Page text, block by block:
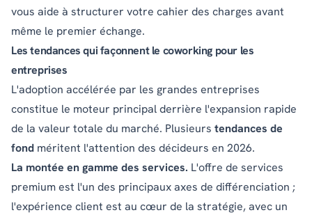
vous aide à structurer votre cahier des charges avant
même le premier échange.
Les tendances qui façonnent le coworking pour les
entreprises
L'adoption accélérée par les grandes entreprises
constitue le moteur principal derrière l'expansion rapide
de la valeur totale du marché. Plusieurs tendances de
fond méritent l'attention des décideurs en 2026.
La montée en gamme des services. L'offre de services
premium est l'un des principaux axes de différenciation ;
l'expérience client est au cœur de la stratégie, avec un